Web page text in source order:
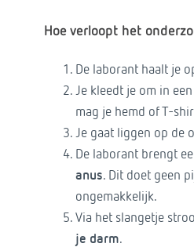
Hoe verloopt het
De laborant haalt je
Je kleedt je om in
mag je hemd of T-
Je gaat liggen op de
De laborant brengt
anus. Dit doet geen
ongemakkelijk.
Via het slangetje
je darm.